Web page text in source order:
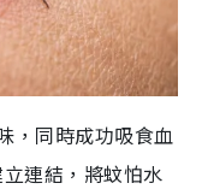
，同時成功吸食血
連結，將蚊怕水